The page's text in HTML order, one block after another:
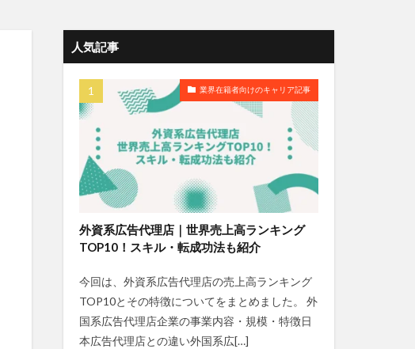
人気記事
業界在籍者向けのキャリア記事
外資系広告代理店｜世界売上高ランキング
TOP10！スキル・転成功法も紹介
今回は、外資系広告代理店の売上高ランキング
TOP10とその特徴についてをまとめました。 外
国系広告代理店企業の事業内容・規模・特徴日
本広告代理店との違い外国系広[…]